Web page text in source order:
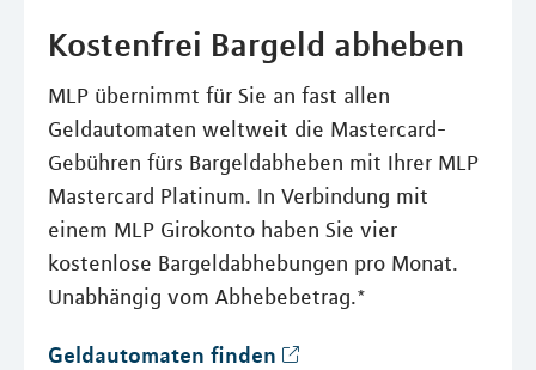
Kostenfrei Bargeld abheben
MLP übernimmt für Sie an fast allen
Geldautomaten weltweit die Mastercard-
Gebühren fürs Bargeldabheben mit Ihrer MLP
Mastercard Platinum. In Verbindung mit
einem MLP Girokonto haben Sie vier
kostenlose Bargeldabhebungen pro Monat.
Unabhängig vom Abhebebetrag.*
Geldautomaten finden